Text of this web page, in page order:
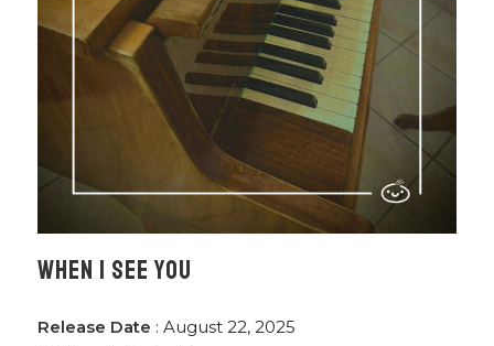
WHEN I SEE YOU
Release Date : August 22, 2025